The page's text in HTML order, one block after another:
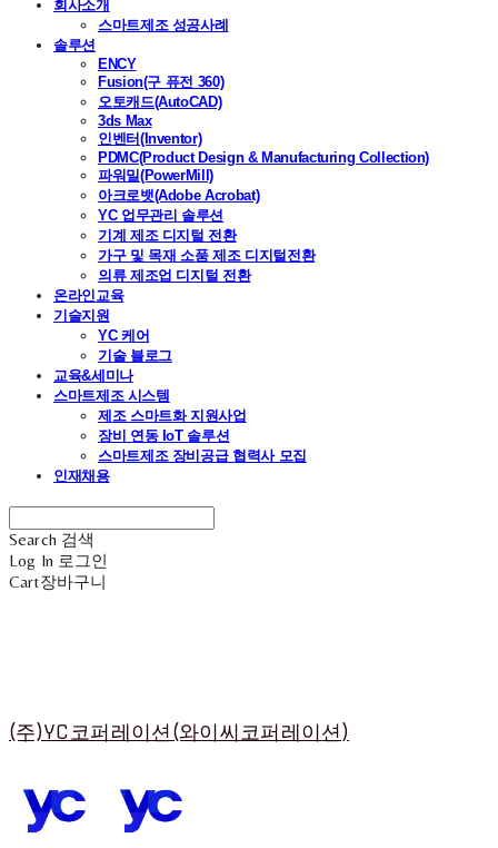
회사소개
스마트제조 성공사례
솔루션
ENCY
Fusion(구 퓨전 360)
오토캐드(AutoCAD)
3ds Max
인벤터(Inventor)
PDMC(Product Design & Manufacturing Collection)
파워밀(PowerMill)
아크로뱃(Adobe Acrobat)
YC 업무관리 솔루션
기계 제조 디지털 전환
가구 및 목재 소품 제조 디지털전환
의류 제조업 디지털 전환
온라인교육
기술지원
YC 케어
기술 블로그
교육&세미나
스마트제조 시스템
제조 스마트화 지원사업
장비 연동 IoT 솔루션
스마트제조 장비공급 협력사 모집
인재채용
Search 검색
Log In 로그인
Cart장바구니
(주)YC코퍼레이션(와이씨코퍼레이션)